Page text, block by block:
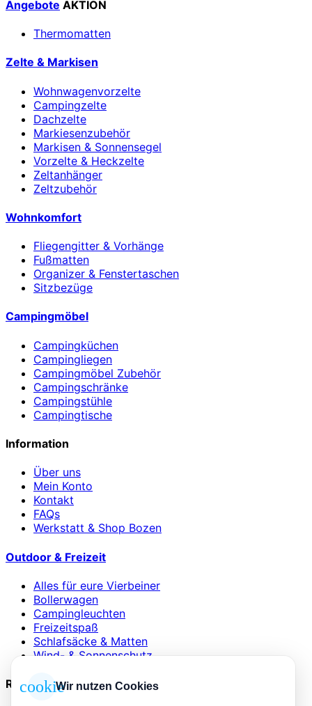
Angebote AKTION
Thermomatten
Zelte & Markisen
Wohnwagenvorzelte
Campingzelte
Dachzelte
Markiesenzubehör
Markisen & Sonnensegel
Vorzelte & Heckzelte
Zeltanhänger
Zeltzubehör
Wohnkomfort
Fliegengitter & Vorhänge
Fußmatten
Organizer & Fenstertaschen
Sitzbezüge
Campingmöbel
Campingküchen
Campingliegen
Campingmöbel Zubehör
Campingschränke
Campingstühle
Campingtische
Information
Über uns
Mein Konto
Kontakt
FAQs
Werkstatt & Shop Bozen
Outdoor & Freizeit
Alles für eure Vierbeiner
Bollerwagen
Campingleuchten
Freizeitspaß
Schlafsäcke & Matten
Wind- & Sonnenschutz
Rechtliches
cookieWir nutzen Cookies